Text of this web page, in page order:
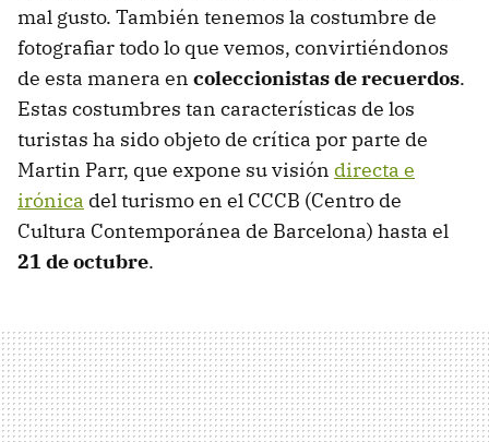
mal gusto. También tenemos la costumbre de
fotografiar todo lo que vemos, convirtiéndonos
de esta manera en coleccionistas de recuerdos.
Estas costumbres tan características de los
turistas ha sido objeto de crítica por parte de
Martin Parr, que expone su visión directa e
irónica del turismo en el CCCB (Centro de
Cultura Contemporánea de Barcelona) hasta el
21 de octubre.